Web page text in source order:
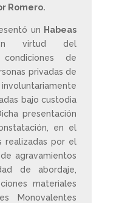
Romero.
un Habeas
virtud del
de
privadas de
bajo custodia
presentación
en el
realizadas por el
agravamientos
de abordaje,
materiales
Monovalentes